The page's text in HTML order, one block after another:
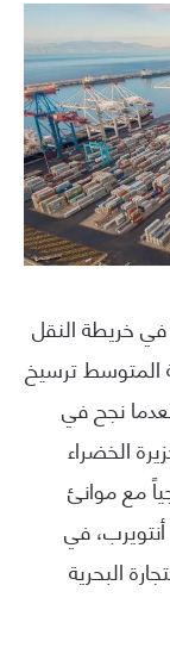
خريطة النقل
المتوسط ترسيخ
نجح في
الخضراء
مع موانئ
أنتويرب، في
البحرية